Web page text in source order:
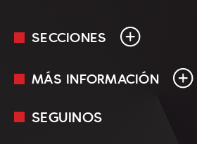
SECCIONES
En Vivo
MÁS INFORMACIÓN
Mediakit
SEGUINOS